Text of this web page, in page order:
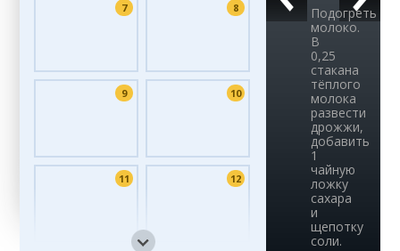
7 8
9 10
11 12
Подогреть
молоко.
В
0,25
стакана
тёплого
молока
развести
дрожжи,
добавить
1
чайную
ложку
сахара
и
щепотку
соли.